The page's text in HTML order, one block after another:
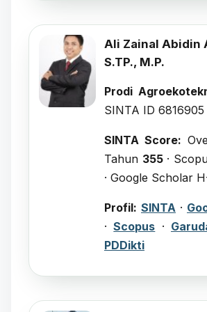
Ali Zainal Abidin
S.TP., M.P.
Prodi
SINTA ID 6816905
SINTA Score:
Tahun 355·
· Google Scholar
Profil: SINTA ·
·Scopus ·
PDDikti